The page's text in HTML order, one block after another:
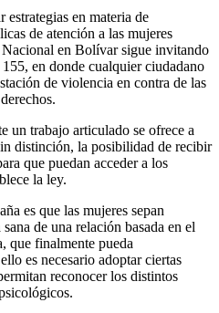
en materia de
de atención a las mujeres
en Bolívar sigue invitando
en donde cualquier ciudadano
de violencia en contra de las
un trabajo articulado se ofrece a
distinción, la posibilidad de recibir
que puedan acceder a los
la ley.
es que las mujeres sepan
de una relación basada en el
que finalmente pueda
es necesario adoptar ciertas
reconocer los distintos